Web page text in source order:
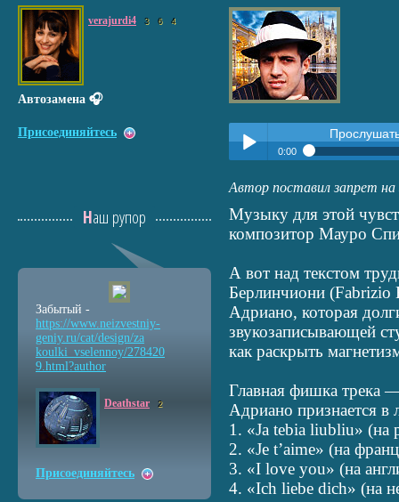
Play /
pause
0:00
Автор поставил запрет на
Музыку для этой
композитор Мауро
А вот над текстом
Берлинчиони
Адриано, которая
звукозаписывающей
как раскрыть
Главная фишка трека
Адриано признается в
1. «Ja tebia liubliu» (на
2. «Je t’aime» (на
3. «I love you» (на
4. «Ich liebe dich» (на
verajurdi4 3 6 4
Автозамена 🎧
Присоединяйтесь
Наш рупор
Забытый -
https://www.neizvestniy-
geniy.ru/cat/design/za
koulki_vselennoy/278420
9.html?author
Deathstar 2
Присоединяйтесь